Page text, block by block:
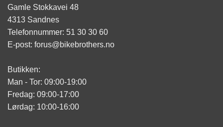
Gamle Stokkavei 48
4313 Sandnes
Telefonnummer: 51 30 30 60
E-post: forus@bikebrothers.no
Butikken:
Man - Tor: 09:00-19:00
Fredag: 09:00-17:00
Lørdag: 10:00-16:00